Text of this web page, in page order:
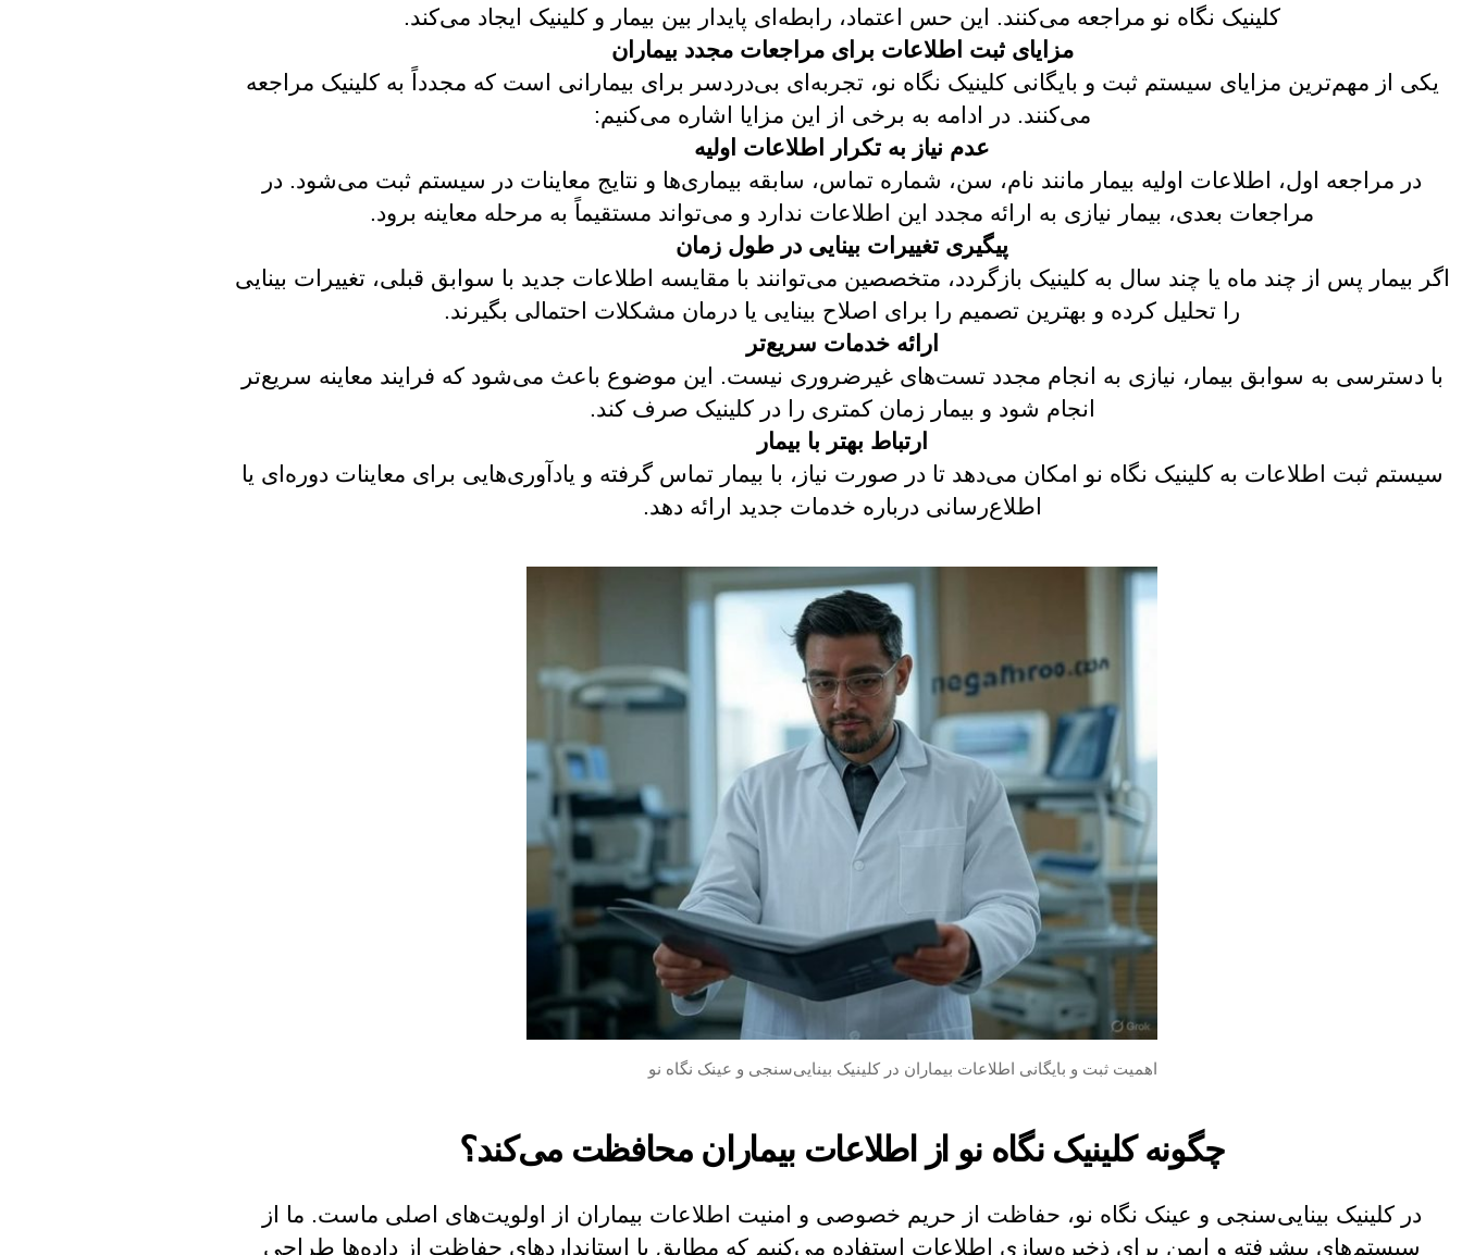
کلینیک نگاه نو مراجعه می‌کنند. این حس اعتماد، رابطه‌ای پایدار بین بیمار و کلینیک ایجاد می‌کند.
مزایای ثبت اطلاعات برای مراجعات مجدد بیماران
یکی از مهم‌ترین مزایای سیستم ثبت و بایگانی کلینیک نگاه نو، تجربه‌ای بی‌دردسر برای بیمارانی است که مجدداً به کلینیک مراجعه
می‌کنند. در ادامه به برخی از این مزایا اشاره می‌کنیم:
عدم نیاز به تکرار اطلاعات اولیه
در مراجعه اول، اطلاعات اولیه بیمار مانند نام، سن، شماره تماس، سابقه بیماری‌ها و نتایج معاینات در سیستم ثبت می‌شود. در
مراجعات بعدی، بیمار نیازی به ارائه مجدد این اطلاعات ندارد و می‌تواند مستقیماً به مرحله معاینه برود.
پیگیری تغییرات بینایی در طول زمان
اگر بیمار پس از چند ماه یا چند سال به کلینیک بازگردد، متخصصین می‌توانند با مقایسه اطلاعات جدید با سوابق قبلی، تغییرات بینایی
را تحلیل کرده و بهترین تصمیم را برای اصلاح بینایی یا درمان مشکلات احتمالی بگیرند.
ارائه خدمات سریع‌تر
با دسترسی به سوابق بیمار، نیازی به انجام مجدد تست‌های غیرضروری نیست. این موضوع باعث می‌شود که فرایند معاینه سریع‌تر
انجام شود و بیمار زمان کمتری را در کلینیک صرف کند.
ارتباط بهتر با بیمار
سیستم ثبت اطلاعات به کلینیک نگاه نو امکان می‌دهد تا در صورت نیاز، با بیمار تماس گرفته و یادآوری‌هایی برای معاینات دوره‌ای یا
اطلاع‌رسانی درباره خدمات جدید ارائه دهد.
اهمیت ثبت و بایگانی اطلاعات بیماران در کلینیک بینایی‌سنجی و عینک نگاه نو
چگونه کلینیک نگاه نو از اطلاعات بیماران محافظت می‌کند؟
در کلینیک بینایی‌سنجی و عینک نگاه نو، حفاظت از حریم خصوصی و امنیت اطلاعات بیماران از اولویت‌های اصلی ماست. ما از
سیستم‌های پیشرفته و ایمن برای ذخیره‌سازی اطلاعات استفاده می‌کنیم که مطابق با استانداردهای حفاظت از داده‌ها طراحی